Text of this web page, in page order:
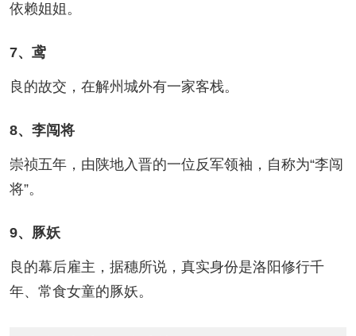
依赖姐姐。
7、鸢
良的故交，在解州城外有一家客栈。
8、李闯将
崇祯五年，由陕地入晋的一位反军领袖，自称为“李闯
将”。
9、豚妖
良的幕后雇主，据穗所说，真实身份是洛阳修行千
年、常食女童的豚妖。